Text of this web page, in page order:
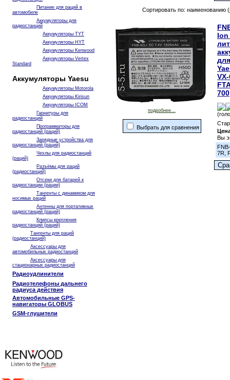
Питание для раций в
автомобиле
Аккумуляторы для
радиостанций
Аккумуляторы TYT
Аккумуляторы HYT
Аккумуляторы Kenwood
Аккумуляторы Vertex
Standard
Аккумуляторы Yaesu
Аккумуляторы Motorola
Аккумуляторы Kirisun
Аккумуляторы ICOM
Гарнитуры для
радиостанций
Программаторы для
радиостанций (раций)
Зарядные устройства для
радиостанций (раций)
Чехлы для радиостанций
(раций)
Разъёмы для раций
(радиостанций)
Отсеки для батарей к
радиостанции (рации)
Тангенты с динамиком для
носимых раций
Антенны для портативных
радиостанций (раций)
Клипсы крепления
радиостанций (раций)
Тангенты для раций
(радиостанций)
Аксессуары для
автомобильных радиостанций
Аксессуары для
стационарных радиостанций
Радиоудлинители
Радиотелефоны дальнего
радиуса действия
Автомобильные GPS-
навигаторы GLOBUS
GSM-глушители
Сортировать по: наименованию (
подробнее...
Выбрать для сравнения
Ion
Вы
7R,